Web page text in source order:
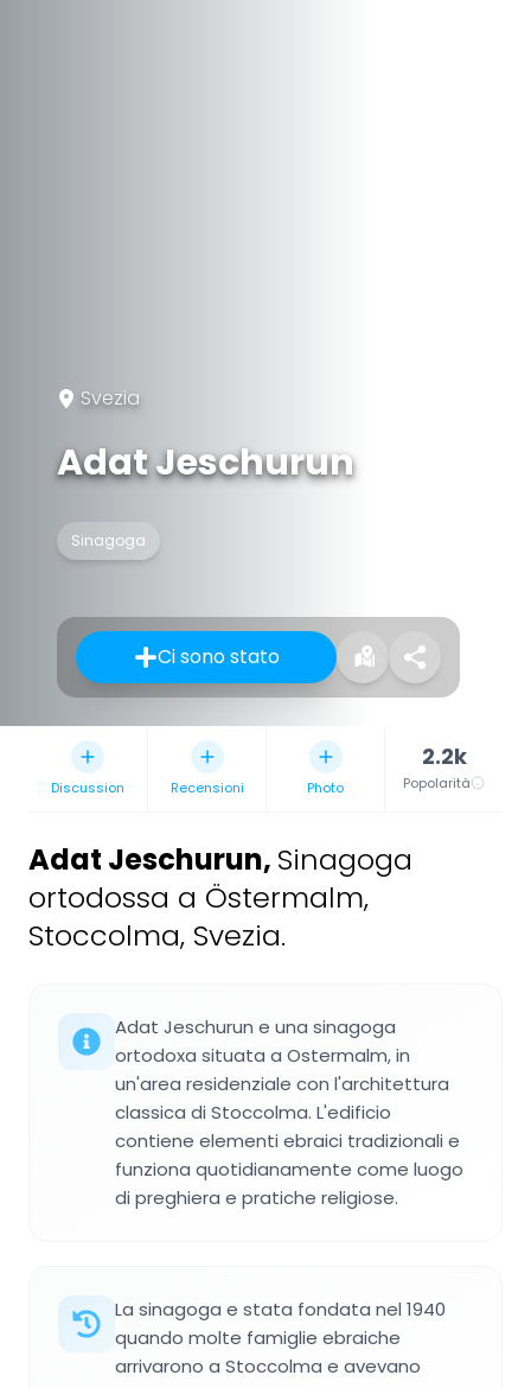
Svezia
Adat Jeschurun
Sinagoga
Ci sono stato
Discussion Recensioni Photo
2.2k
Popolarità
Adat Jeschurun, Sinagoga
ortodossa a Östermalm,
Stoccolma, Svezia.
Adat Jeschurun e una sinagoga
ortodoxa situata a Ostermalm, in
un'area residenziale con l'architettura
classica di Stoccolma. L'edificio
contiene elementi ebraici tradizionali e
funziona quotidianamente come luogo
di preghiera e pratiche religiose.
La sinagoga e stata fondata nel 1940
quando molte famiglie ebraiche
arrivarono a Stoccolma e avevano